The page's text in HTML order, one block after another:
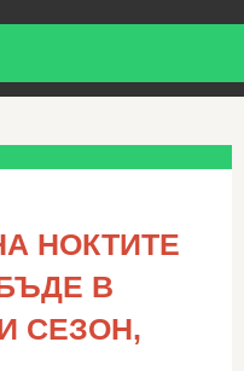
НОКТИТЕ
В
СЕЗОН,